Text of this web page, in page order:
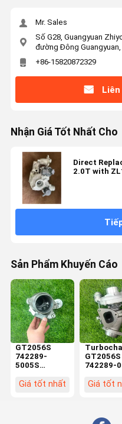
Mr. Sales
Số G28, Guangyuan
đường Đông Guangyuan,
+86-15820872329
Nhận Giá Tốt Nhất Cho
Direct
2.0T with
Sản Phẩm Khuyến Cáo
GT2056S
742289-
5005S
742289-0003
Giá tốt nhất
GT2056S
742289-
D27DT
Giá tốt